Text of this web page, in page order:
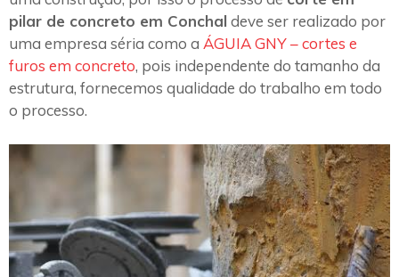
pilar de concreto em Conchal deve ser realizado por
uma empresa séria como a ÁGUIA GNY – cortes e
furos em concreto, pois independente do tamanho da
estrutura, fornecemos qualidade do trabalho em todo
o processo.